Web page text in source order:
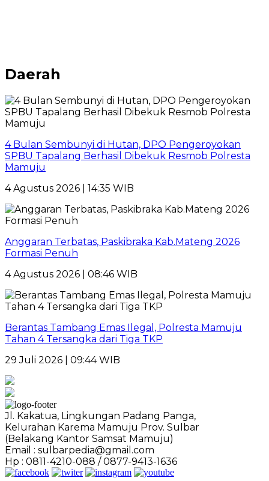
Daerah
4 Bulan Sembunyi di Hutan, DPO Pengeroyokan
SPBU Tapalang Berhasil Dibekuk Resmob Polresta
Mamuju
4 Agustus 2026 | 14:35 WIB
Anggaran Terbatas, Paskibraka Kab.Mateng 2026
Formasi Penuh
4 Agustus 2026 | 08:46 WIB
Berantas Tambang Emas Ilegal, Polresta Mamuju
Tahan 4 Tersangka dari Tiga TKP
29 Juli 2026 | 09:44 WIB
Jl. Kakatua, Lingkungan Padang Panga,
Kelurahan Karema Mamuju Prov. Sulbar
(Belakang Kantor Samsat Mamuju)
Email : sulbarpedia@gmail.com
Hp : 0811-4210-088 / 0877-9413-1636